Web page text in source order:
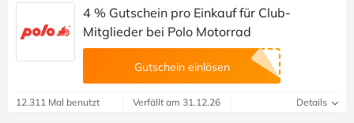
4 % Gutschein pro Einkauf für Club-
Mitglieder bei Polo Motorrad
Gutschein einlösen
12.311 Mal benutzt Verfällt am 31.12.26 Details